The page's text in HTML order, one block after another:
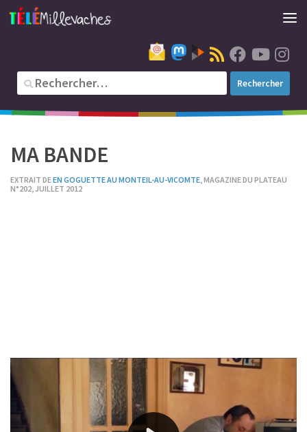
MA BANDE
EXTRAIT DEEN GOGUETTE AU MONTEIL-AU-VICOMTE , MAGAZINE DU PLATEAU
N°202, JUILLET 2012
Ils sont une dizaine de jeunes âgés de 16 à 20 ans à se
retrouver tous les week-ends au Monteil-au-Vicomte.
Entre partie de pêche, apéro et révisions des examens,
ils parlent d’eux, de leur bande et de leur attachement à